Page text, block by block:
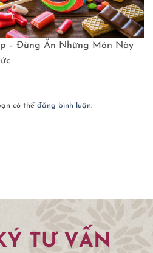
– Đừng Ăn Những Món Này
có thể đăng bình luận.
TƯ VẤN